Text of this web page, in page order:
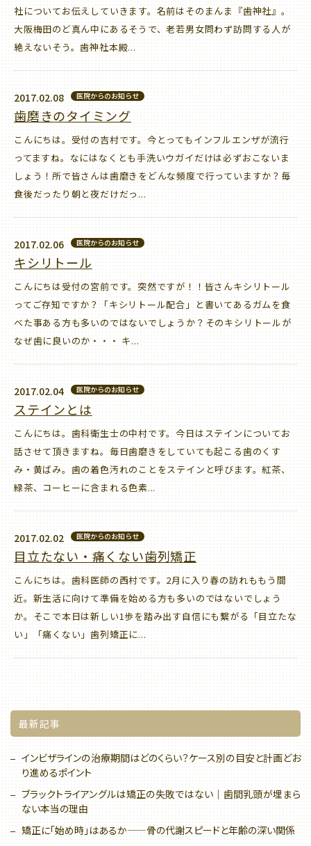
社についてお伝えしていきます。名前はそのまんま『歯神社』。
大阪梅田のど真ん中にあるそうで、老若男女問わず訪問する人が
絶えないそう。歯神社本殿...
2017.02.08 医院からのお知らせ
歯磨きのタイミング
こんにちは。受付の吉村です。今とってもインフルエンザが流行
ってますね。なにはなくとも手洗いウガイだけは必ずおこないま
しょう！所で皆さんは歯磨きをどんな頻度で行っていますか？毎
食後だったり朝と夜だけだっ...
2017.02.06 医院からのお知らせ
キシリトール
こんにちは受付の宮前です。突然ですが！！皆さんキシリトール
ってご存知ですか？「キシリトール配合」と書いてあるガムを食
べた事ある方も多いのではないでしょうか？そのキシリトールが
なぜ歯に良いのか・・・ キ...
2017.02.04 医院からのお知らせ
ステインとは
こんにちは。歯科衛生士の中村です。今日はステインについてお
話させて頂きますね。毎日歯磨きをしていても起こる歯のくす
み・黄ばみ。歯の着色汚れのことをステインと呼びます。紅茶、
緑茶、コーヒーに含まれる色素...
2017.02.02 医院からのお知らせ
目立たない・痛くない歯列矯正
こんにちは。歯科医師の西村です。2月に入り春の訪れももう間
近。新生活に向けて準備を始める方も多いのではないでしょう
か。そこで本日は新しい1歩を踏み出す自信にも繋がる「目立たな
い」「痛くない」歯列矯正に...
最新記事
インビザラインの治療期間はどのくらい？ケース別の目安と計画どお
り進めるポイント
ブラックトライアングルは矯正の失敗ではない｜歯間乳頭が埋まら
ない本当の理由
矯正に「始め時」はあるか——骨の代謝スピードと年齢の深い関係